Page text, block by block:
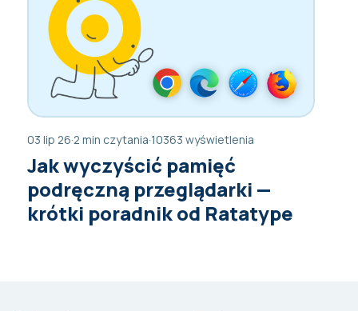
03 lip 26·2 min czytania·10363 wyświetlenia
Jak wyczyścić pamięć
podręczną przeglądarki —
krótki poradnik od Ratatype